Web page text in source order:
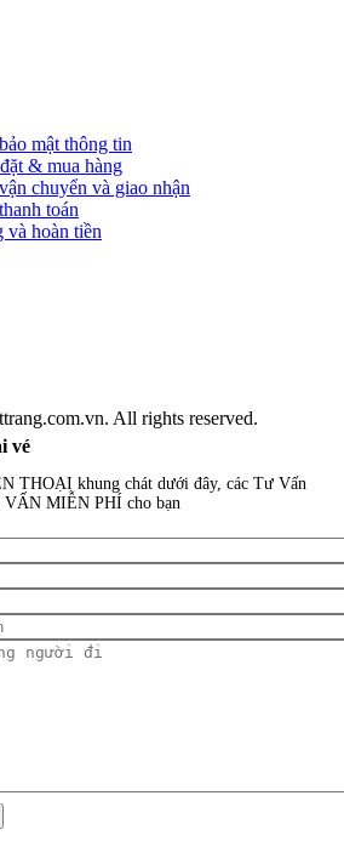
mật thông tin
& mua hàng
chuyển và giao nhận
toán
hoàn tiền
All rights reserved.
vé
THOẠI khung chát dưới đây, các Tư Vấn
VẤN MIỄN PHÍ cho bạn